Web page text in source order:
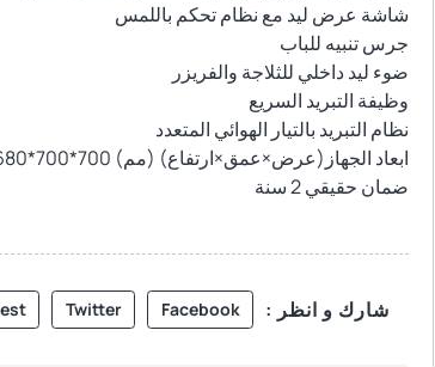
شاشة عرض ليد مع نظام تحكم باللمس
جرس تنبيه للباب
ضوء ليد داخلي للثلاجة والفريزر
وظيفة التبريد السريع
نظام التبريد بالتيار الهوائي المتعدد
ابعاد الجهاز(عرض×عمق×ارتفاع) (مم) 700*700*1680
ضمان حقيقي 2 سنة
شارك و انظر : Facebook
Twitter